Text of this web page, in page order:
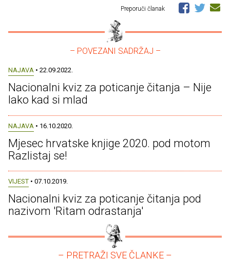
Preporuči članak
– POVEZANI SADRŽAJ –
NAJAVA • 22.09.2022.
Nacionalni kviz za poticanje čitanja – Nije
lako kad si mlad
NAJAVA • 16.10.2020.
Mjesec hrvatske knjige 2020. pod motom
Razlistaj se!
VIJEST • 07.10.2019.
Nacionalni kviz za poticanje čitanja pod
nazivom 'Ritam odrastanja'
– PRETRAŽI SVE ČLANKE –